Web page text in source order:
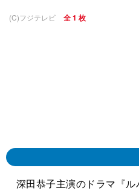
(C)フジテレビ 全 1 枚
深田恭子主演のドラマ『ル